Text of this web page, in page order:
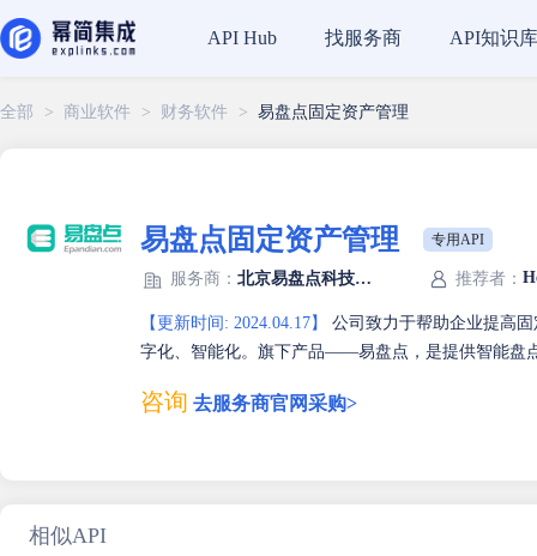
API Hub 找服务商 API知识库
全部 > 商业软件 > 财务软件 > 易盘点固定资产管理
易盘点固定资产管理 专用API
服务商： 北京易盘点科技有限公司 推荐者：
【更新时间: 2024.04.17】
公司致力于帮助企业提高
字化、智能化。旗下产品——易盘点，是提供智能盘
咨询 去服务商官网采购>
相似API